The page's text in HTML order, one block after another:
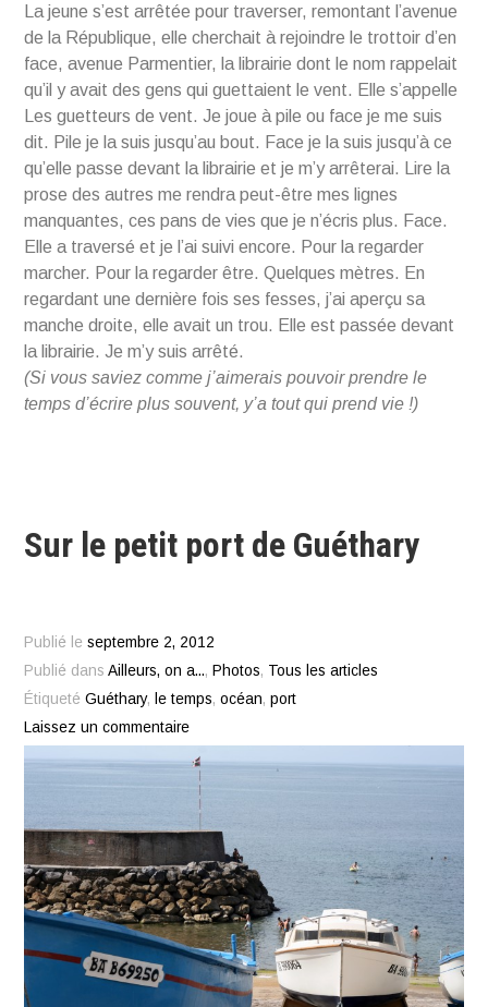
La jeune s’est arrêtée pour traverser, remontant l’avenue
de la République, elle cherchait à rejoindre le trottoir d’en
face, avenue Parmentier, la librairie dont le nom rappelait
qu’il y avait des gens qui guettaient le vent. Elle s’appelle
Les guetteurs de vent. Je joue à pile ou face je me suis
dit. Pile je la suis jusqu’au bout. Face je la suis jusqu’à ce
qu’elle passe devant la librairie et je m’y arrêterai. Lire la
prose des autres me rendra peut-être mes lignes
manquantes, ces pans de vies que je n’écris plus. Face.
Elle a traversé et je l’ai suivi encore. Pour la regarder
marcher. Pour la regarder être. Quelques mètres. En
regardant une dernière fois ses fesses, j’ai aperçu sa
manche droite, elle avait un trou. Elle est passée devant
la librairie. Je m’y suis arrêté.
(Si vous saviez comme j’aimerais pouvoir prendre le
temps d’écrire plus souvent, y’a tout qui prend vie !)
Sur le petit port de Guéthary
Publié leseptembre 2, 2012
Publié dansAilleurs, on a..., Photos, Tous les articles
ÉtiquetéGuéthary, le temps,océan,port
Laissez un commentaire